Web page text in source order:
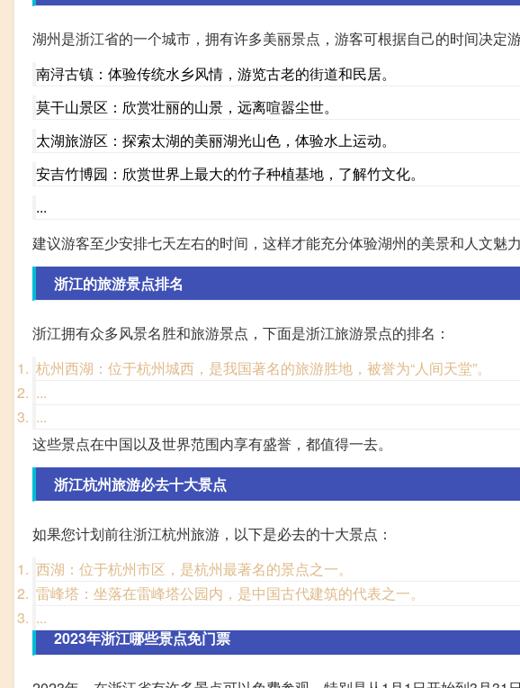
湖州是浙江省的一个城市，拥有许多美丽景点，游客可根据自己的时间决定
南浔古镇：体验传统水乡风情，游览古老的街道和民居。
莫干山景区：欣赏壮丽的山景，远离喧嚣尘世。
太湖旅游区：探索太湖的美丽湖光山色，体验水上运动。
安吉竹博园：欣赏世界上最大的竹子种植基地，了解竹文化。
...
建议游客至少安排七天左右的时间，这样才能充分体验湖州的美景和人文魅力
浙江的旅游景点排名
浙江拥有众多风景名胜和旅游景点，下面是浙江旅游景点的排名：
杭州西湖：位于杭州城西，是我国著名的旅游胜地，被誉为“人间天堂”。
...
...
这些景点在中国以及世界范围内享有盛誉，都值得一去。
浙江杭州旅游必去十大景点
如果您计划前往浙江杭州旅游，以下是必去的十大景点：
西湖：位于杭州市区，是杭州最著名的景点之一。
雷峰塔：坐落在雷峰塔公园内，是中国古代建筑的代表之一。
...
2023年浙江哪些景点免门票